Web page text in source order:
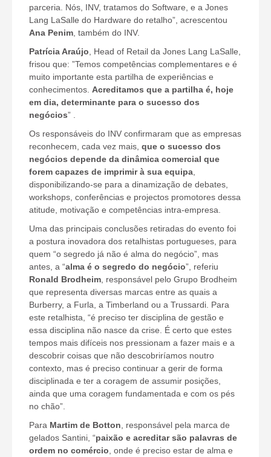
parceria. Nós, INV, tratamos do Software, e a Jones
Lang LaSalle do Hardware do retalho”, acrescentou
Ana Penim , também do INV.
Patrícia Araújo , Head of Retail da Jones Lang LaSalle,
frisou que: ”Temos competências complementares e é
muito importante esta partilha de experiências e
conhecimentos. Acreditamos que a partilha é, hoje
em dia, determinante para o sucesso dos
negócios” .
Os responsáveis do INV confirmaram que as empresas
reconhecem, cada vez mais, que o sucesso dos
negócios depende da dinâmica comercial que
forem capazes de imprimir à sua equipa
disponibilizando-se para a dinamização de debates,
workshops, conferências e projectos promotores dessa
atitude, motivação e competências intra-empresa.
Uma das principais conclusões retiradas do evento foi
a postura inovadora dos retalhistas portugueses, para
quem “o segredo já não é alma do negócio”, mas
antes, a “alma é o segredo do negócio”, referiu
Ronald Brodheim , responsável pelo Grupo Brodheim
que representa diversas marcas entre as quais a
Burberry, a Furla, a Timberland ou a Trussardi. Para
este retalhista, “é preciso ter disciplina de gestão e
essa disciplina não nasce da crise. É certo que estes
tempos mais difíceis nos pressionam a fazer mais e a
descobrir coisas que não descobriríamos noutro
contexto, mas é preciso continuar a gerir de forma
disciplinada e ter a coragem de assumir posições,
ainda que uma coragem fundamentada e com os pés
no chão”.
Para Martim de Botton , responsável pela marca de
gelados Santini, “paixão e acreditar são palavras de
ordem no comércio , onde é preciso estar de alma e